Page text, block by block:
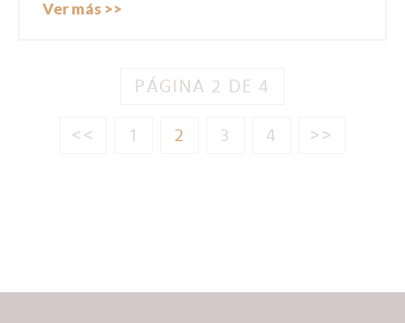
Ver más
PÁGINA 2 DE 4
<< 1 2 3 4 >>